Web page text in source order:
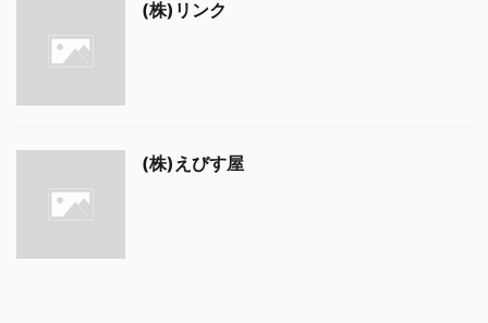
(株)リンク
(株)えびす屋